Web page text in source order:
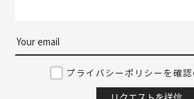
プライバシーポリシーを確